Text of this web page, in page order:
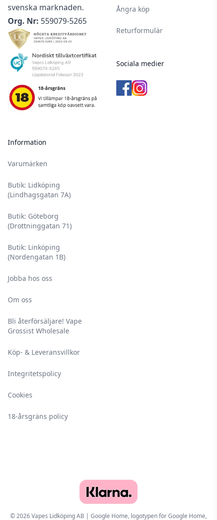
svenska marknaden.
Org. Nr: 559079-5265
Information
Varumärken
Butik: Lidköping
(Lindhagsgatan 7A)
Butik: Göteborg
(Drottninggatan 71)
Butik: Linköping
(Nordengatan 1B)
Jobba hos oss
Om oss
Bli återförsäljare! Vape
Grossist Wholesale
Köp- & Leveransvillkor
Integritetspolicy
Cookies
18-årsgräns policy
Ångra köp
Returformulär
Sociala medier
© 2026 Vapes Lidköping AB | Google Home, logotypen för Google Home,